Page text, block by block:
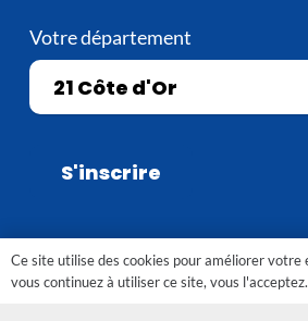
Votre département
Contact
Ce site utilise des cookies pour améliorer votre
vous continuez à utiliser ce site, vous l'acceptez.